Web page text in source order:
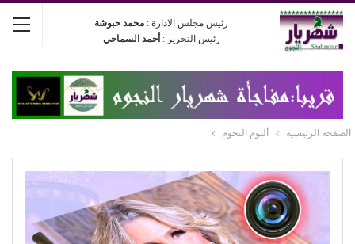
رئيس مجلس الادارة : محمد حبوشة
رئيس التحرير : أحمد السماحي
الصفحة الرئيسية ألبوم النجوم